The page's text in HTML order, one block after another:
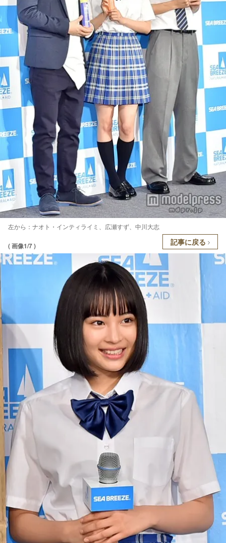
左から：ナオト・インティライミ、広瀬すず、中川大志
( 画像1/7 ) 記事に戻る